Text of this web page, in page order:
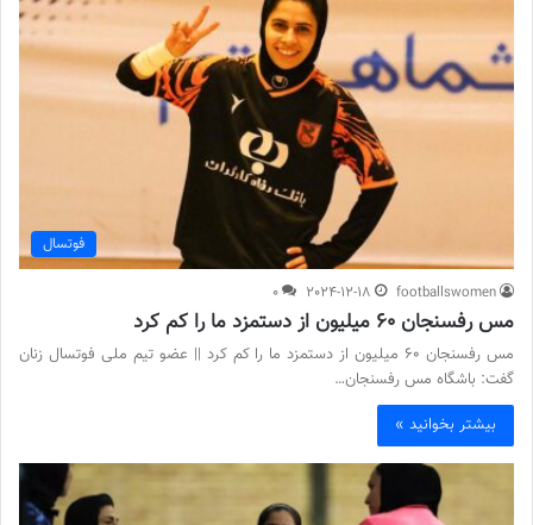
فوتسال
footballswomen
2024-12-18
0
مس رفسنجان ۶۰ میلیون از دستمزد ما را کم کرد
مس رفسنجان ۶۰ میلیون از دستمزد ما را کم کرد || عضو تیم ملی فوتسال زنان
گفت: باشگاه مس رفسنجان…
بیشتر بخوانید »